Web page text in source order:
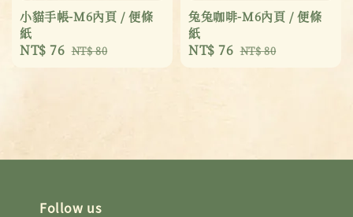
小貓手帳-M6內頁 / 便條
紙
Sale
NT$ 76 Regular
NT$ 80
兔兔咖啡-M6內頁 / 便條
紙
Sale
NT$ 76 Regular
NT$ 80
Follow us